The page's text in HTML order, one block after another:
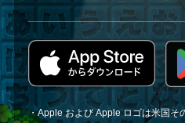
・Apple および Apple ロゴは米国そ